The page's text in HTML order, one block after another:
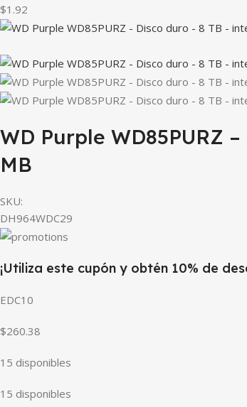
$1.92
WD Purple WD85PURZ
MB
SKU:
DH964WDC29
¡Utiliza este cupón y obtén 10% de
EDC10
$260.38
15 disponibles
15 disponibles